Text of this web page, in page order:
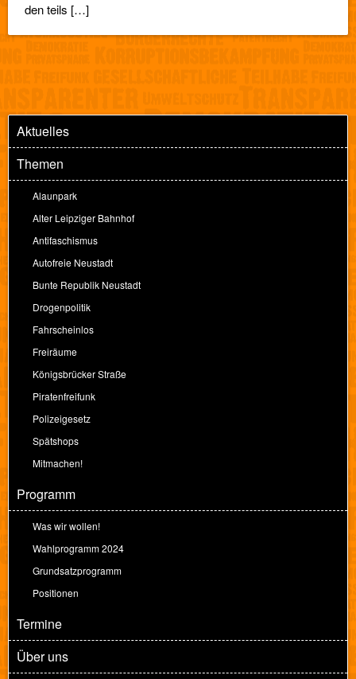
den teils […]
Aktuelles
Themen
Alaunpark
Alter Leipziger Bahnhof
Antifaschismus
Autofreie Neustadt
Bunte Republik Neustadt
Drogenpolitik
Fahrscheinlos
Freiräume
Königsbrücker Straße
Piratenfreifunk
Polizeigesetz
Spätshops
Mitmachen!
Programm
Was wir wollen!
Wahlprogramm 2024
Grundsatzprogramm
Positionen
Termine
Über uns